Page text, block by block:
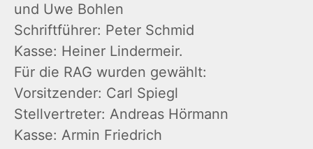
und Uwe Bohlen
Schriftführer: Peter Schmid
Kasse: Heiner Lindermeir.
Für die RAG wurden gewählt:
Vorsitzender: Carl Spiegl
Stellvertreter: Andreas Hörmann
Kasse: Armin Friedrich